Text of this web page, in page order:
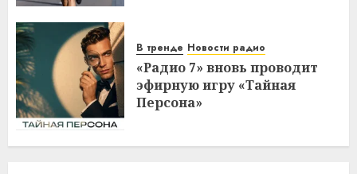
В тренде Новости радио
«Радио 7» вновь проводит
эфирную игру «Тайная
Персона»